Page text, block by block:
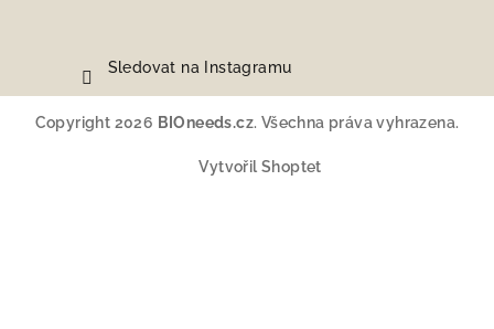
Sledovat na Instagramu
Copyright 2026 BIOneeds.cz. Všechna práva vyhrazena.
Vytvořil Shoptet